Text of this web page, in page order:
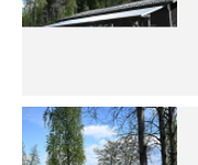
arjesta
Lue
Saariston
Rengastien
portilla